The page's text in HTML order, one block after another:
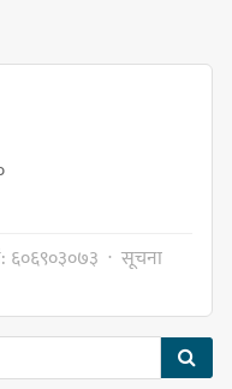
क्युआरटी विघटन गर्ने
फाइनलमा प्रभात र
६०६९०३०७३ · सूचना